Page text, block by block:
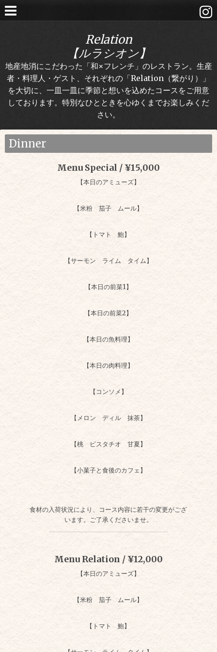
Relation
【ルラシオン】
地産地消にこだわった「和×フレンチ」のレストラン。生産
者・料理人・ゲスト、それぞれの「Relation（繋がり）」
を大切に、一皿一皿に季節と想いを込めたコースをご用意
しております。特別なひとときを心ゆくまでお楽しみくだ
さい。
Dinner
Menu Special / ¥15,000
【本日のアミューズ】
【米粉 茄子 ムール】
【トマト 鮑】
【サーモン ライム タイム】
【本日の前菜1】
【本日の前菜2】
【本日の魚料理】
【本日の肉料理】
【コンソメ】
【メロン ディル 抹茶】
【桃 ピスタチオ 甘夏】
【小菓子と食後のカフェ】
食材の入荷状況により、コース内容に若干の変更がござ
います。ご了承くださいませ。
Menu Relation / ¥12,000
【本日のアミューズ】
【米粉 茄子 ムール】
【トマト 鮑】